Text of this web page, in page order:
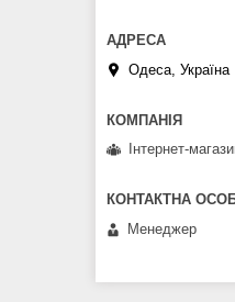
Одеса, Україна
Інтернет-
Менеджер